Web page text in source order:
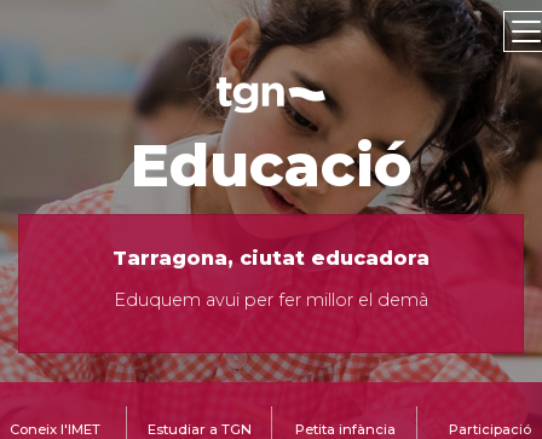
Educació
Tarragona, ciutat educadora
Eduquem avui per fer millor el demà
Coneix l'IMET Estudiar a TGN Petita infància Participació